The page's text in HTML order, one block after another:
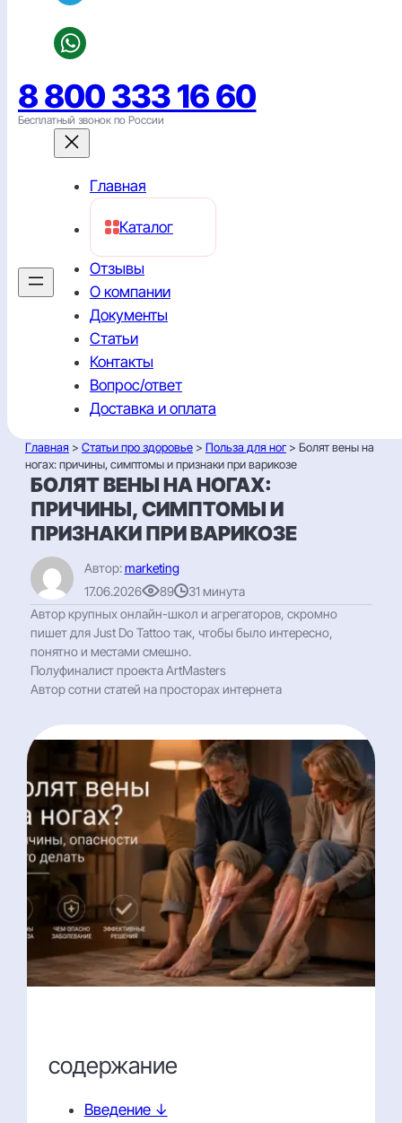
8 800 333 16 60
Бесплатный звонок по России
Главная
Каталог
Отзывы
О компании
Документы
Статьи
Контакты
Вопрос/ответ
Доставка и оплата
Главная > Статьи про здоровье > Польза для ног > Болят вены на
ногах: причины, симптомы и признаки при варикозе
БОЛЯТ ВЕНЫ НА НОГАХ:
ПРИЧИНЫ, СИМПТОМЫ И
ПРИЗНАКИ ПРИ ВАРИКОЗЕ
Автор:marketing
17.06.2026
89
31 минута
Автор крупных онлайн-школ и агрегаторов, скромно
пишет для Just Do Tattoo так, чтобы было интересно,
понятно и местами смешно.
Полуфиналист проекта ArtMasters
Автор сотни статей на просторах интернета
содержание
Введение ↓